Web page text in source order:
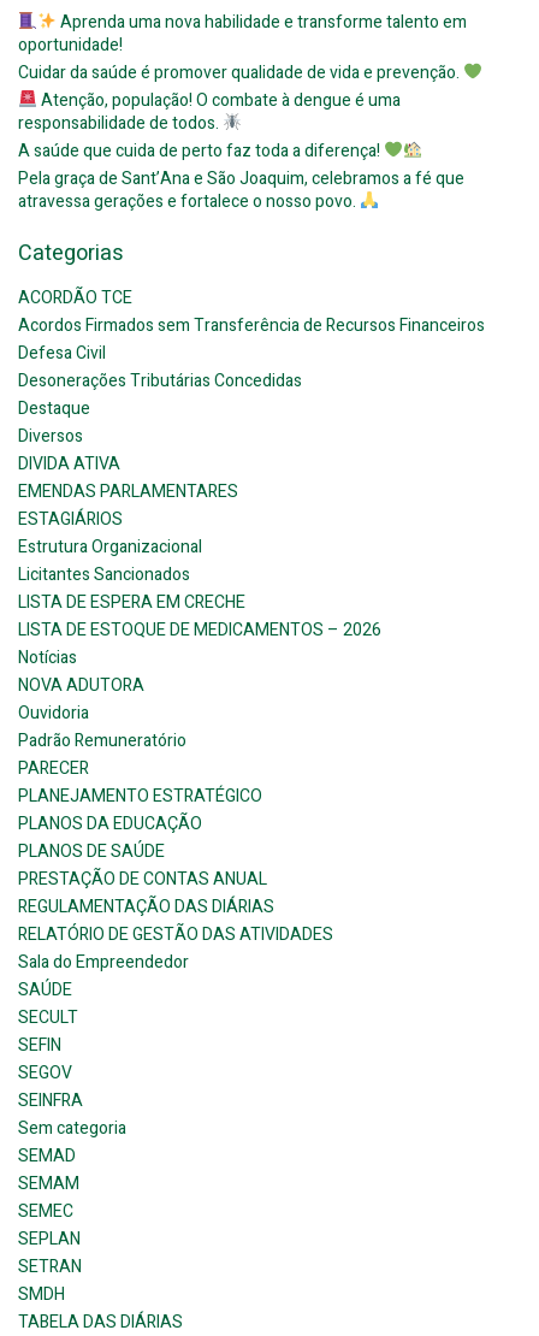
Aprenda uma nova habilidade e transforme talento em
oportunidade!
Cuidar da saúde é promover qualidade de vida e prevenção.
Atenção, população! O combate à dengue é uma
responsabilidade de todos.
A saúde que cuida de perto faz toda a diferença!
Pela graça de Sant’Ana e São Joaquim, celebramos a fé que
atravessa gerações e fortalece o nosso povo.
Categorias
ACORDÃO TCE
Acordos Firmados sem Transferência de Recursos Financeiros
Defesa Civil
Desonerações Tributárias Concedidas
Destaque
Diversos
DIVIDA ATIVA
EMENDAS PARLAMENTARES
ESTAGIÁRIOS
Estrutura Organizacional
Licitantes Sancionados
LISTA DE ESPERA EM CRECHE
LISTA DE ESTOQUE DE MEDICAMENTOS – 2026
Notícias
NOVA ADUTORA
Ouvidoria
Padrão Remuneratório
PARECER
PLANEJAMENTO ESTRATÉGICO
PLANOS DA EDUCAÇÃO
PLANOS DE SAÚDE
PRESTAÇÃO DE CONTAS ANUAL
REGULAMENTAÇÃO DAS DIÁRIAS
RELATÓRIO DE GESTÃO DAS ATIVIDADES
Sala do Empreendedor
SAÚDE
SECULT
SEFIN
SEGOV
SEINFRA
Sem categoria
SEMAD
SEMAM
SEMEC
SEPLAN
SETRAN
SMDH
TABELA DAS DIÁRIAS